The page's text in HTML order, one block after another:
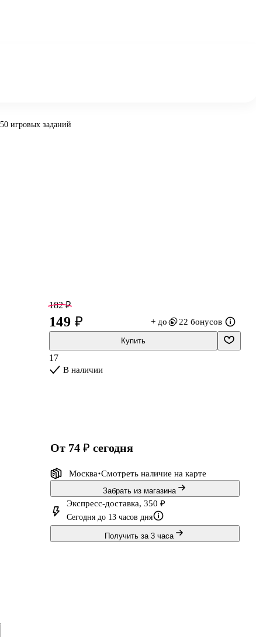
игровых заданий
182 ₽
149 ₽ + до 22 бонусов
Купить
17
В наличии
от 74 ₽ сегодня
Москва Смотреть наличие на карте
Забрать из магазина
Экспресс-доставка, 350 ₽
Сегодня до 13 часов дня
Получить за 3 часа